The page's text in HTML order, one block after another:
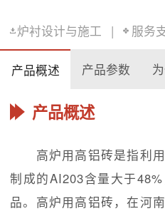
炉衬设计与施工 | 服务
产品概述 产品参数
产品概述
高炉用高铝砖是指利用
制成的AI203含量大于
品。高炉用高铝砖，在河